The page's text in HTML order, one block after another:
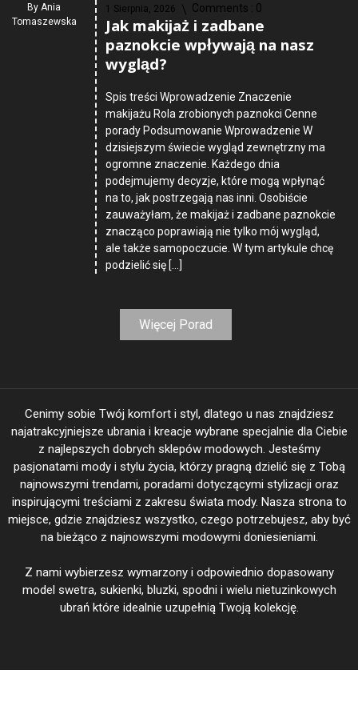
By Ania
Tomaszewska
1 Sierpnia, 2026 Comments : 0
Jak makijaż i zadbane
paznokcie wpływają na nasz
wygląd?
Spis treści Wprowadzenie Znaczenie
makijażu Rola zrobionych paznokci Cenne
porady Podsumowanie Wprowadzenie W
dzisiejszym świecie wygląd zewnętrzny ma
ogromne znaczenie. Każdego dnia
podejmujemy decyzje, które mogą wpłynąć
na to, jak postrzegają nas inni. Osobiście
zauważyłam, że makijaż i zadbane paznokcie
znacząco poprawiają nie tylko mój wygląd,
ale także samopoczucie. W tym artykule chcę
podzielić się […]
Więcej Porad
Cenimy sobie Twój komfort i styl, dlatego u nas znajdziesz
najatrakcyjniejsze ubrania i kreacje wybrane specjalnie dla Ciebie
z najlepszych dobrych sklepów modowych. Jesteśmy
pasjonatami mody i stylu życia, którzy pragną dzielić się z Tobą
najnowszymi trendami, poradami dotyczącymi stylizacji oraz
inspirującymi treściami z zakresu świata mody. Nasza strona to
miejsce, gdzie znajdziesz wszystko, czego potrzebujesz, aby być
na bieżąco z najnowszymi modowymi doniesieniami.
Z nami wybierzesz wymarzony i odpowiednio dopasowany
model swetra, sukienki, bluzki, spodni i wielu nietuzinkowych
ubrań które idealnie uzupełnią Twoją kolekcję.